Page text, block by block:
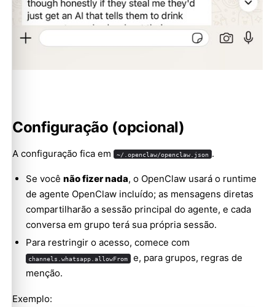
Configuração (opcional)
A configuração fica em ~/.openclaw/openclaw.json .
Se você não fizer nada, o OpenClaw usará o runtime
de agente OpenClaw incluído; as mensagens diretas
compartilharão a sessão principal do agente, e cada
conversa em grupo terá sua própria sessão.
Para restringir o acesso, comece com
channels.whatsapp.allowFrom
e, para grupos, regras de
menção.
Exemplo: